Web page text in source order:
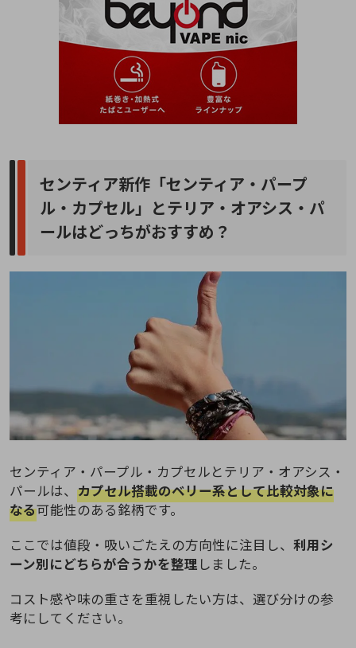
センティア新作「センティア・パープ
ル・カプセル」とテリア・オアシス・パ
ールはどっちがおすすめ？
センティア・パープル・カプセルとテリア・オアシス・
パールは、 カプセル搭載のベリー系として比較対象に
なる可能性のある銘柄です。
ここでは値段・吸いごたえの方向性に注目し、 利用シ
ーン別にどちらが合うかを整理 しました。
コスト感や味の重さを重視したい方は、選び分けの参
考にしてください。